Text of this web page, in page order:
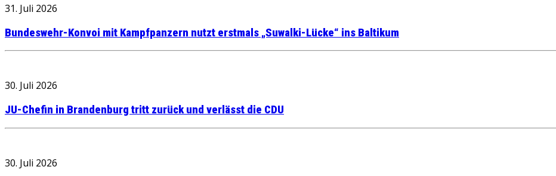
31. Juli 2026
Bundeswehr-Konvoi mit Kampfpanzern nutzt erstmals „Suwalki-Lücke“ ins Baltikum
30. Juli 2026
JU-Chefin in Brandenburg tritt zurück und verlässt die CDU
30. Juli 2026